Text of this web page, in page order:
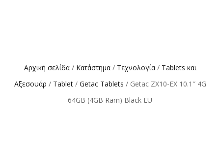
Αρχική σελίδα/ Κατάστημα/ Τεχνολογία/ Tablets και
Αξεσουάρ / Tablet/ Getac Tablets / Getac ZX10-EX 10.1″ 4G
64GB (4GB Ram) Black EU